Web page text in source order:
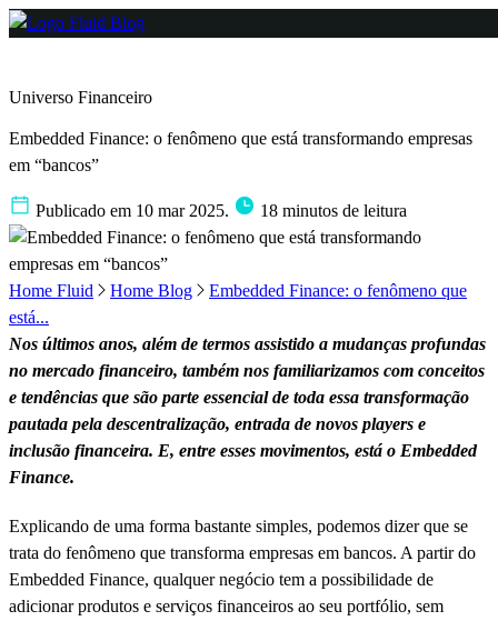
Universo Financeiro
Embedded Finance: o fenômeno que está transformando empresas
em “bancos”
Publicado em 10 mar 2025. 18 minutos de leitura
Home Fluid Home Blog
Embedded Finance: o fenômeno que
está...
Nos últimos anos, além de termos assistido a mudanças profundas
no mercado financeiro, também nos familiarizamos com conceitos
e tendências que são parte essencial de toda essa transformação
pautada pela descentralização, entrada de novos players e
inclusão financeira. E, entre esses movimentos, está o Embedded
Finance.
Explicando de uma forma bastante simples, podemos dizer que se
trata do fenômeno que transforma empresas em bancos. A partir do
Embedded Finance, qualquer negócio tem a possibilidade de
adicionar produtos e serviços financeiros ao seu portfólio, sem